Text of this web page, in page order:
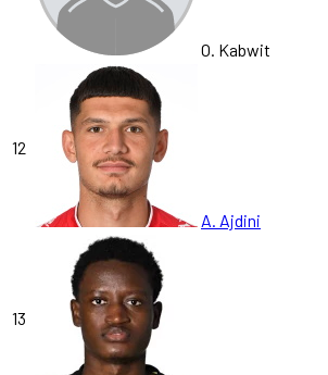
O. Kabwit
12
A. Ajdini
13